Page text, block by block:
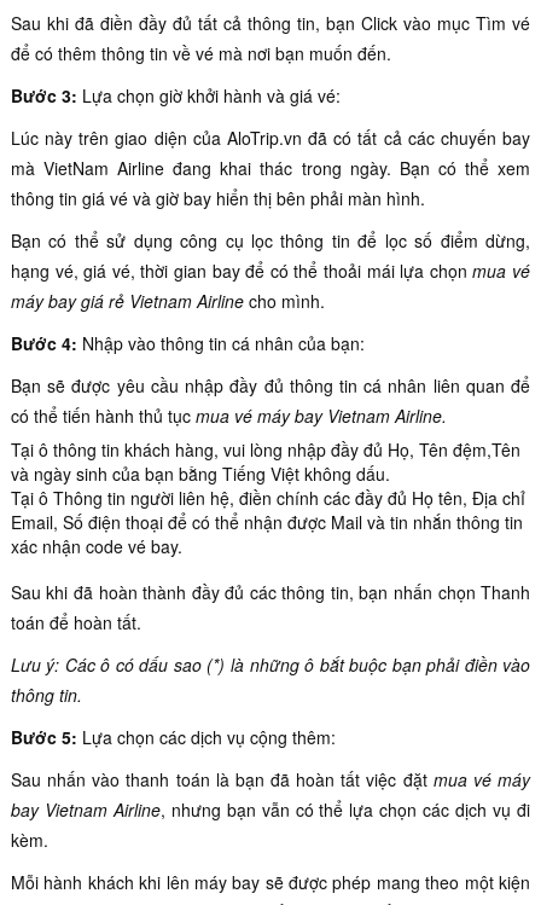
Sau khi đã điền đầy đủ tất cả thông tin, bạn Click vào mục Tìm vé
để có thêm thông tin về vé mà nơi bạn muốn đến.
Bước 3: Lựa chọn giờ khởi hành và giá vé:
Lúc này trên giao diện của AloTrip.vn đã có tất cả các chuyến bay
mà VietNam Airline đang khai thác trong ngày. Bạn có thể xem
thông tin giá vé và giờ bay hiển thị bên phải màn hình.
Bạn có thể sử dụng công cụ lọc thông tin để lọc số điểm dừng,
hạng vé, giá vé, thời gian bay để có thể thoải mái lựa chọnmua vé
máy bay giá rẻ Vietnam Airlinecho mình.
Bước 4: Nhập vào thông tin cá nhân của bạn:
Bạn sẽ được yêu cầu nhập đầy đủ thông tin cá nhân liên quan để
có thể tiến hành thủ tục mua vé máy bay Vietnam Airline.
Tại ô thông tin khách hàng, vui lòng nhập đầy đủ Họ, Tên đệm,Tên
và ngày sinh của bạn bằng Tiếng Việt không dấu.
Tại ô Thông tin người liên hệ, điền chính các đầy đủ Họ tên, Địa chỉ
Email, Số điện thoại để có thể nhận được Mail và tin nhắn thông tin
xác nhận code vé bay.
Sau khi đã hoàn thành đầy đủ các thông tin, bạn nhấn chọn Thanh
toán để hoàn tất.
Lưu ý: Các ô có dấu sao (*) là những ô bắt buộc bạn phải điền vào
thông tin.
Bước 5: Lựa chọn các dịch vụ cộng thêm:
Sau nhấn vào thanh toán là bạn đã hoàn tất việc đặt mua vé máy
bay Vietnam Airline, nhưng bạn vẫn có thể lựa chọn các dịch vụ đi
kèm.
Mỗi hành khách khi lên máy bay sẽ được phép mang theo một kiện